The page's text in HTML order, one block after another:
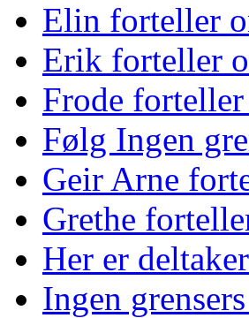
Elin forteller
Erik forteller
Frode
Følg Ingen
Geir Arne
Grethe
Her er
Ingen